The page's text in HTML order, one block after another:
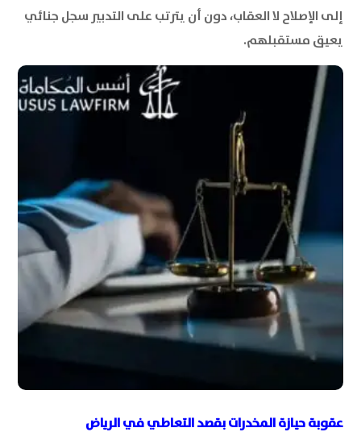
إلى الإصلاح لا العقاب، دون أن يترتب على التدبير سجل جنائي
يعيق مستقبلهم.
عقوبة حيازة المخدرات بقصد التعاطي في الرياض